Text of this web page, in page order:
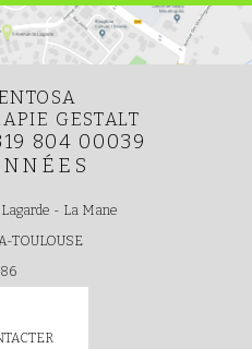
GESTALT
804 00039
- La Mane
TOULOUSE